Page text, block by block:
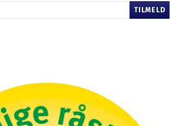
TILMELD